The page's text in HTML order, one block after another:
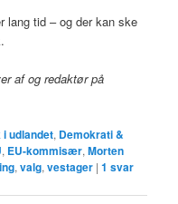
lang tid – og der kan ske
af og redaktør på
i udlandet, Demokrati &
, EU-kommisær,Morten
,valg,vestager |1 svar